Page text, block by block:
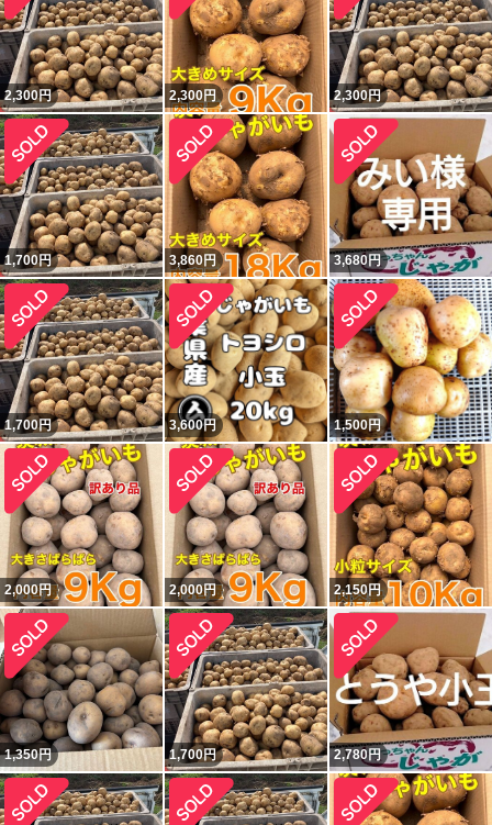
2,300円 2,300円 2,300円
1,700円 3,860円 3,680円
1,700円 3,600円 1,500円
2,000円 2,000円 2,150円
1,350円 1,700円 2,780円